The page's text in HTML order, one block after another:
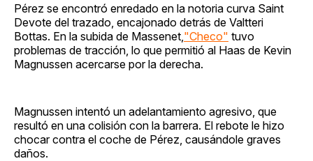
Pérez se encontró enredado en la notoria curva Saint
Devote del trazado, encajonado detrás de Valtteri
Bottas. En la subida de Massenet, "Checo" tuvo
problemas de tracción, lo que permitió al Haas de Kevin
Magnussen acercarse por la derecha.
Magnussen intentó un adelantamiento agresivo, que
resultó en una colisión con la barrera. El rebote le hizo
chocar contra el coche de Pérez, causándole graves
daños.